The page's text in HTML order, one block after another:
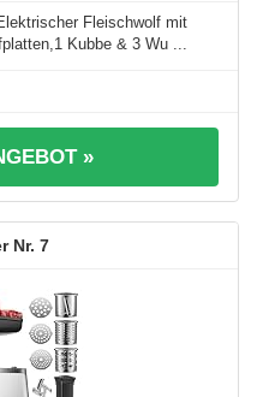
Fleischwolf mit
Kubbe & 3 Wu ...
»
7